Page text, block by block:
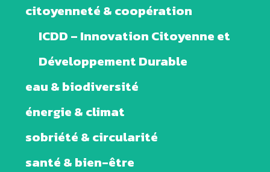
citoyenneté & coopération
ICDD – Innovation Citoyenne et
Développement Durable
eau & biodiversité
énergie & climat
sobriété & circularité
santé & bien-être